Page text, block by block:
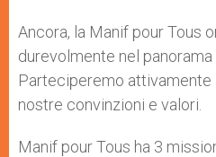
Ancora, la Manif pour Tous
durevolmente nel
Parteciperemo attivamente
nostre convinzioni e valori.
Manif pour Tous ha 3